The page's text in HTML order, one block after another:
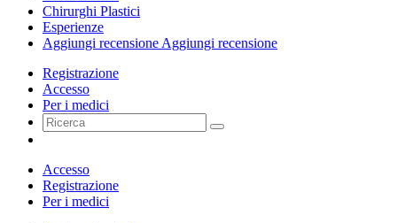
Chirurghi Plastici
Esperienze
Aggiungi recensione Aggiungi recensione
Registrazione
Accesso
Per i medici
Accesso
Registrazione
Per i medici